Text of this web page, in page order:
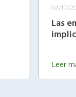
04/12/
Las
Leer